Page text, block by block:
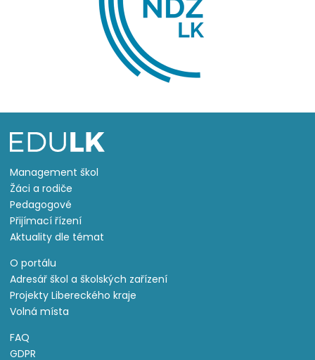
Management škol
Žáci a rodiče
Pedagogové
Přijímací řízení
Aktuality dle témat
O portálu
Adresář škol a školských zařízení
Projekty Libereckého kraje
Volná místa
FAQ
GDPR